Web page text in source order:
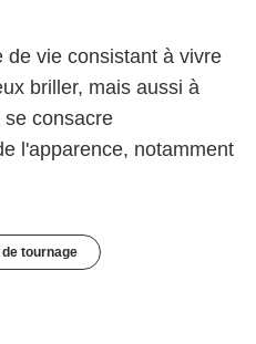
de vie consistant à vivre
briller, mais aussi à
consacre
l'apparence, notamment
tournage